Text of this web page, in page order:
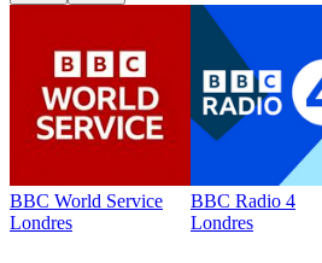
BBC World Service
Londres
BBC Radio 4
Londres